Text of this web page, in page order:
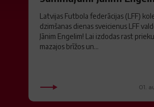
Latvijas Futbola federācijas (LFF)
dzimšanas dienas sveicienus LFF
Jānim Engelim! Lai izdodas rast
mazajos brīžos un...
01.